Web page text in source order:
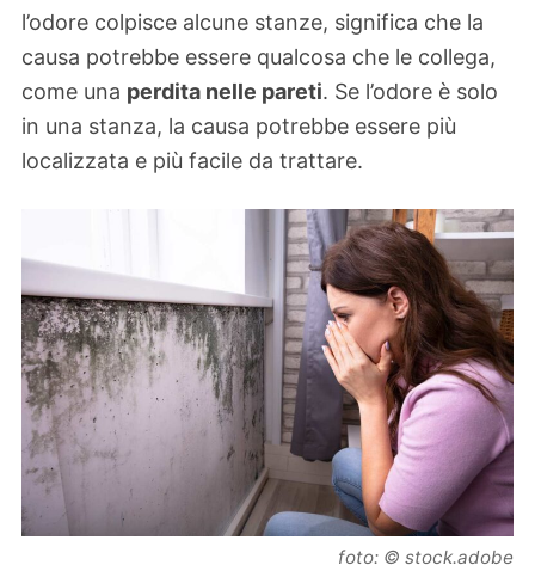
l’odore colpisce alcune stanze, significa che la
causa potrebbe essere qualcosa che le collega,
come una perdita nelle pareti. Se l’odore è solo
in una stanza, la causa potrebbe essere più
localizzata e più facile da trattare.
foto: © stock.adobe